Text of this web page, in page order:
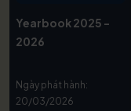
Yearbook 2025 -
2026
Ngày phát hành:
20/03/2026